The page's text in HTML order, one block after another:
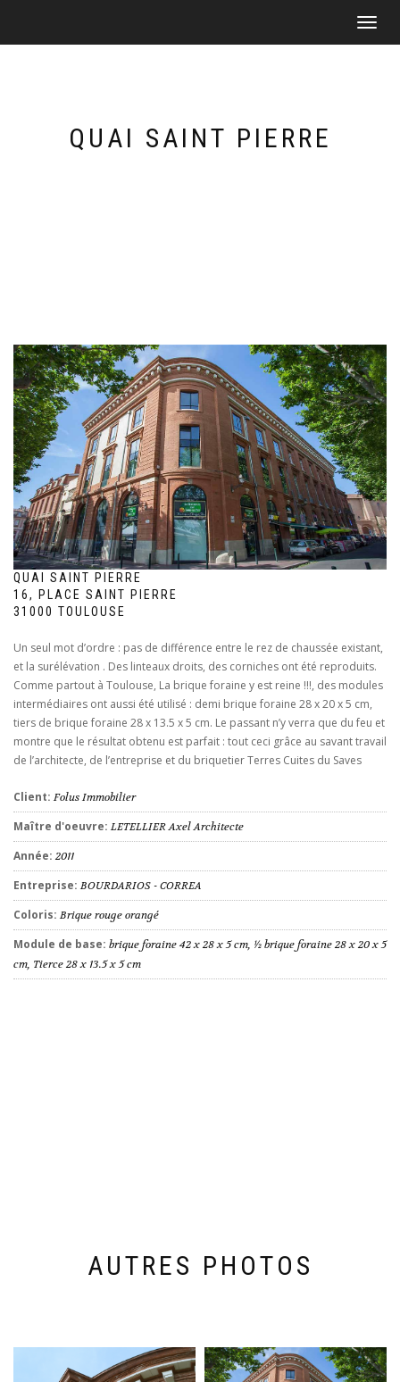
Toggle
QUAI SAINT PIERRE
QUAI SAINT PIERRE
16, PLACE SAINT PIERRE
31000 TOULOUSE
Un seul mot d’ordre : pas de différence entre le rez de chaussée existant,
et la surélévation . Des linteaux droits, des corniches ont été reproduits.
Comme partout à Toulouse, La brique foraine y est reine !!!, des modules
intermédiaires ont aussi été utilisé : demi brique foraine 28 x 20 x 5 cm,
tiers de brique foraine 28 x 13.5 x 5 cm. Le passant n’y verra que du feu et
montre que le résultat obtenu est parfait : tout ceci grâce au savant travail
de l’architecte, de l’entreprise et du briquetier Terres Cuites du Saves
Client: Folus Immobilier
Maître d'oeuvre: LETELLIER Axel Architecte
Année: 2011
Entreprise: BOURDARIOS - CORREA
Coloris: Brique rouge orangé
Module de base: brique foraine 42 x 28 x 5 cm, ½ brique foraine 28 x 20 x 5
cm, Tierce 28 x 13.5 x 5 cm
AUTRES PHOTOS